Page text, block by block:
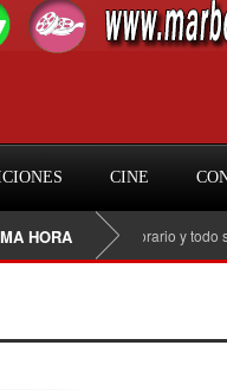
CINE
HORA
entradas, horario y todo